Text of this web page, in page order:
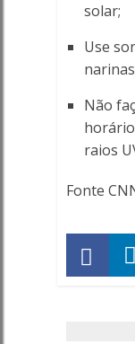
solar;
Use
Não
raios
Fonte